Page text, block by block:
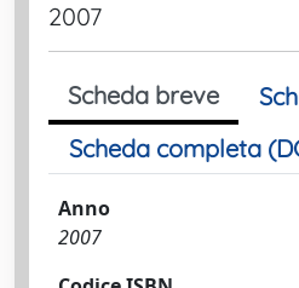
2007
Scheda breve
Scheda completa
Anno
2007